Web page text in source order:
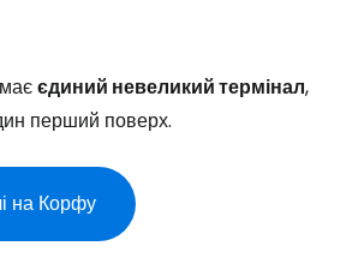
єдиний невеликий термінал,
перший поверх.
на Корфу